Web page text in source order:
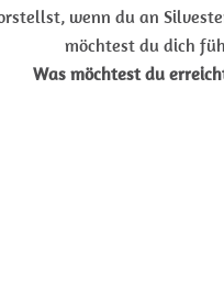
wenn du an
möchtest du dich
Was möchtest du